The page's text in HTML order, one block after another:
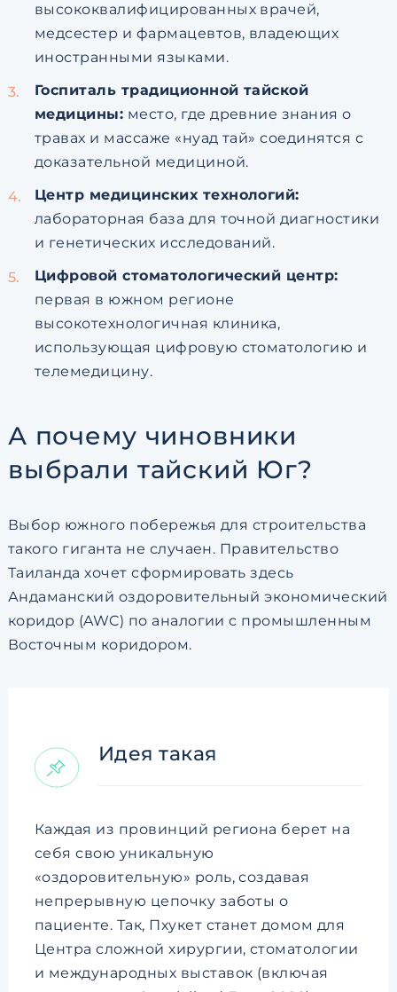
высококвалифицированных врачей,
медсестер и фармацевтов, владеющих
иностранными языками.
Госпиталь традиционной тайской
медицины: место, где древние знания о
травах и массаже «нуад тай» соединятся с
доказательной медициной.
Центр медицинских технологий:
лабораторная база для точной диагностики
и генетических исследований.
Цифровой стоматологический центр:
первая в южном регионе
высокотехнологичная клиника,
использующая цифровую стоматологию и
телемедицину.
А почему чиновники
выбрали тайский Юг?
Выбор южного побережья для строительства
такого гиганта не случаен. Правительство
Таиланда хочет сформировать здесь
Андаманский оздоровительный экономический
коридор (AWC) по аналогии с промышленным
Восточным коридором.
Идея такая
Каждая из провинций региона берет на
себя свою уникальную
«оздоровительную» роль, создавая
непрерывную цепочку заботы о
пациенте. Так, Пхукет станет домом для
Центра сложной хирургии, стоматологии
и международных выставок (включая